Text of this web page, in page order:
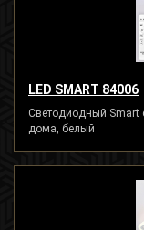
LED SMART 84006
Светодиодный Smart
дома, белый